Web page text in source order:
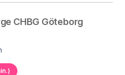
CHBG Göteborg